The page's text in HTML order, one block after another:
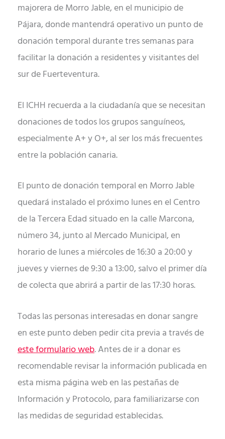
majorera de Morro Jable, en el municipio de
Pájara, donde mantendrá operativo un punto de
donación temporal durante tres semanas para
facilitar la donación a residentes y visitantes del
sur de Fuerteventura.
El ICHH recuerda a la ciudadanía que se necesitan
donaciones de todos los grupos sanguíneos,
especialmente A+ y O+, al ser los más frecuentes
entre la población canaria.
El punto de donación temporal en Morro Jable
quedará instalado el próximo lunes en el Centro
de la Tercera Edad situado en la calle Marcona,
número 34, junto al Mercado Municipal, en
horario de lunes a miércoles de 16:30 a 20:00 y
jueves y viernes de 9:30 a 13:00, salvo el primer día
de colecta que abrirá a partir de las 17:30 horas.
Todas las personas interesadas en donar sangre
en este punto deben pedir cita previa a través de
este formulario web. Antes de ir a donar es
recomendable revisar la información publicada en
esta misma página web en las pestañas de
Información y Protocolo, para familiarizarse con
las medidas de seguridad establecidas.